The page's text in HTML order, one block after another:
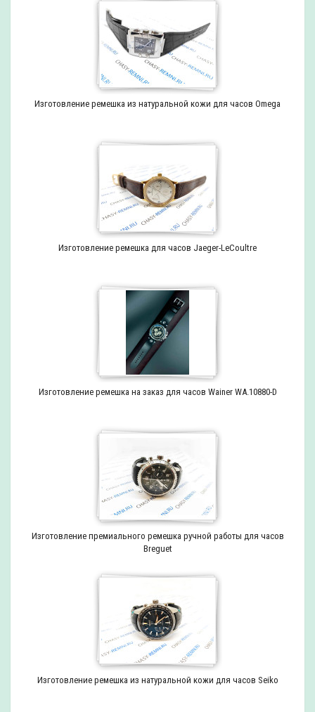
Изготовление ремешка из натуральной кожи для часов Omega
Изготовление ремешка для часов Jaeger-LeCoultre
Изготовление ремешка на заказ для часов Wainer WA.10880-D
Изготовление премиального ремешка ручной работы для часов
Breguet
Изготовление ремешка из натуральной кожи для часов Seiko